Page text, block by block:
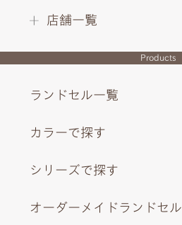
店舗一覧
Products
ランドセル一覧
カラーで探す
シリーズで探す
オーダーメイドランドセル